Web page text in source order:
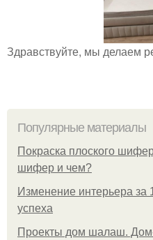
Здравствуйте, мы делаем
Популярные материалы
Покраска плоского
шифер и чем?
Изменение интерьера
успеха
Проекты дом шалаш.